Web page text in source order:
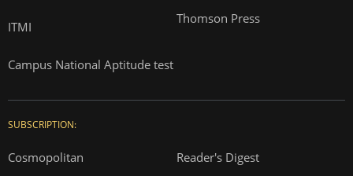
ITMI
Campus National Aptitude test
Thomson Press
SUBSCRIPTION:
Cosmopolitan Reader's Digest